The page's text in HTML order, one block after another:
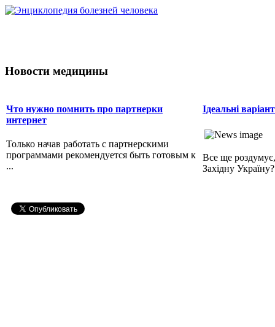
Новости медицины
Что нужно помнить про партнерки
интернет
Только начав работать с партнерскими
программами рекомендуется быть готовым к
...
Ідеальні
Все ще
Західну